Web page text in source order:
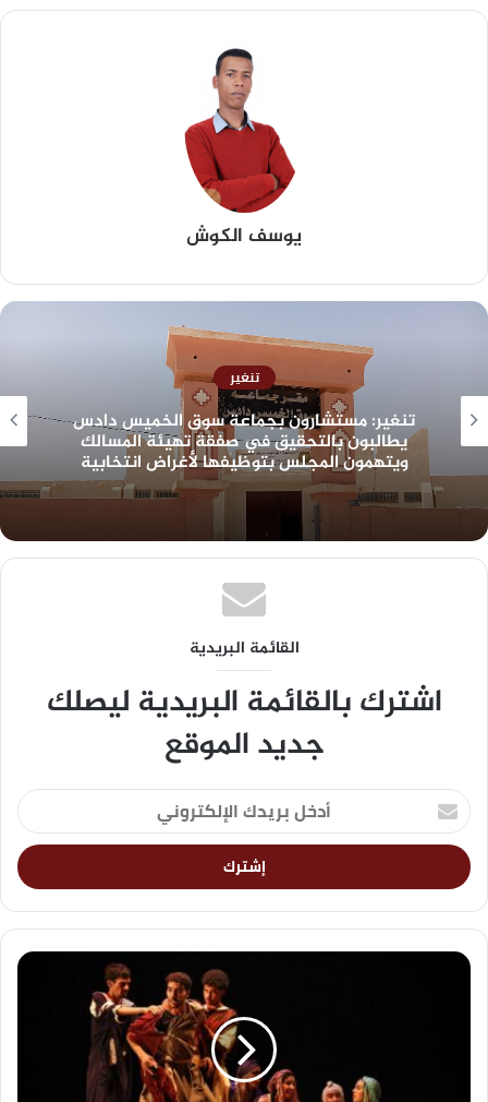
يوسف الكوش
تنغير
تنغير: مستشارون بجماعة سوق الخميس دادس
يطالبون بالتحقيق في صفقة تهيئة المسالك
ويتهمون المجلس بتوظيفها لأغراض انتخابية
القائمة البريدية
اشترك بالقائمة البريدية ليصلك
جديد الموقع